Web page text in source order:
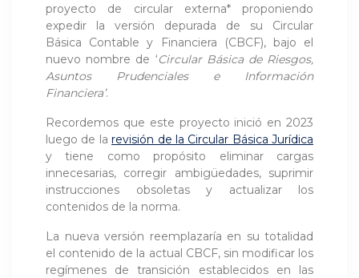
proyecto de circular externa* proponiendo
expedir la versión depurada de su Circular
Básica Contable y Financiera (CBCF), bajo el
nuevo nombre de ‘Circular Básica de Riesgos,
Asuntos Prudenciales e Información
Financiera’.
Recordemos que este proyecto inició en 2023
luego de larevisión de la Circular Básica Jurídica
y tiene como propósito eliminar cargas
innecesarias, corregir ambigüedades, suprimir
instrucciones obsoletas y actualizar los
contenidos de la norma.
La nueva versión reemplazaría en su totalidad
el contenido de la actual CBCF, sin modificar los
regímenes de transición establecidos en las